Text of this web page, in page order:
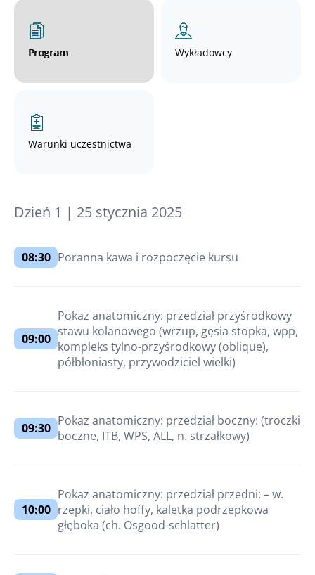
Program Wykładowcy
Warunki uczestnictwa
Dzień 1 | 25 stycznia 2025
08:30 Poranna kawa i rozpoczęcie kursu
09:00
Pokaz anatomiczny: przedział przyśrodkowy
stawu kolanowego (wrzup, gęsia stopka, wpp,
kompleks tylno-przyśrodkowy (oblique),
półbłoniasty, przywodziciel wielki)
09:30 Pokaz anatomiczny: przedział boczny: (troczki
boczne, ITB, WPS, ALL, n. strzałkowy)
10:00
Pokaz anatomiczny: przedział przedni: – w.
rzepki, ciało hoffy, kaletka podrzepkowa
głęboka (ch. Osgood-schlatter)